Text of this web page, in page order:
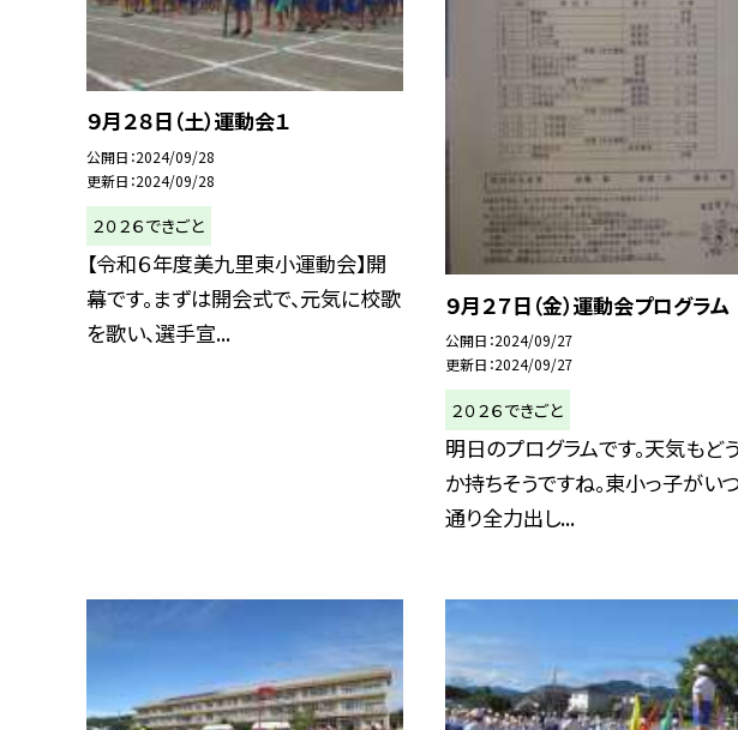
９月２８日（土）運動会１
公開日 2024/09/28
更新日 2024/09/28
２０２６できごと
【令和６年度美九里東小運動会】開
幕です。まずは開会式で、元気に校歌
を歌い、選手宣...
９月２７日（金）運動会プログラム
公開日 2024/09/27
更新日 2024/09/27
２０２６できごと
明日のプログラムです。天気もど
か持ちそうですね。東小っ子がい
通り全力出し...